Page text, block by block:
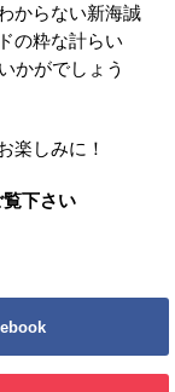
からない新海誠
の粋な計らい
かがでしょう
楽しみに！
下さい